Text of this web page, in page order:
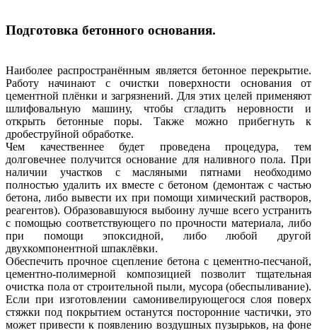
Подготовка бетонного основания.
Наиболее распространённым является бетонное перекрытие.
Работу начинают с очистки поверхности основания от
цементной плёнки и загрязнений. Для этих целей применяют
шлифовальную машину, чтобы сгладить неровности и
открыть бетонные поры. Также можно прибегнуть к
дробеструйной обработке.
Чем качественнее будет проведена процедура, тем
долговечнее получится основание для наливного пола. При
наличии участков с масляными пятнами необходимо
полностью удалить их вместе с бетоном (демонтаж с частью
бетона, либо вывести их при помощи химический растворов,
реагентов). Образовавшуюся выбоину лучше всего устранить
с помощью соответствующего по прочности материала, либо
при помощи эпоксидной, либо любой другой
двухкомпонентной шпаклёвки.
Обеспечить прочное сцепление бетона с цементно-песчаной,
цементно-полимерной композицией позволит тщательная
очистка пола от строительной пыли, мусора (обеспыливание).
Если при изготовлении самонивелирующегося слоя поверх
стяжки под покрытием останутся посторонние частички, это
может привести к появлению воздушных пузырьков, на фоне